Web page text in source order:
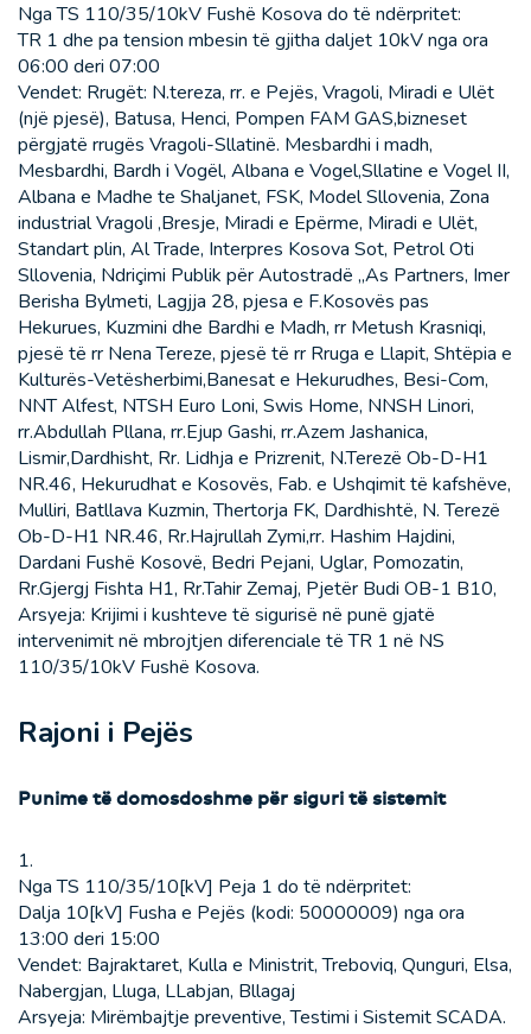
Nga TS 110/35/10kV Fushë Kosova do të ndërpritet:
TR 1 dhe pa tension mbesin të gjitha daljet 10kV nga ora
06:00 deri 07:00
Vendet: Rrugët: N.tereza, rr. e Pejës, Vragoli, Miradi e Ulët
(një pjesë), Batusa, Henci, Pompen FAM GAS,bizneset
përgjatë rrugës Vragoli-Sllatinë. Mesbardhi i madh,
Mesbardhi, Bardh i Vogël, Albana e Vogel,Sllatine e Vogel II,
Albana e Madhe te Shaljanet, FSK, Model Sllovenia, Zona
industrial Vragoli ,Bresje, Miradi e Epërme, Miradi e Ulët,
Standart plin, Al Trade, Interpres Kosova Sot, Petrol Oti
Sllovenia, Ndriçimi Publik për Autostradë ,,As Partners, Imer
Berisha Bylmeti, Lagjja 28, pjesa e F.Kosovës pas
Hekurues, Kuzmini dhe Bardhi e Madh, rr Metush Krasniqi,
pjesë të rr Nena Tereze, pjesë të rr Rruga e Llapit, Shtëpia e
Kulturës-Vetësherbimi,Banesat e Hekurudhes, Besi-Com,
NNT Alfest, NTSH Euro Loni, Swis Home, NNSH Linori,
rr.Abdullah Pllana, rr.Ejup Gashi, rr.Azem Jashanica,
Lismir,Dardhisht, Rr. Lidhja e Prizrenit, N.Terezë Ob-D-H1
NR.46, Hekurudhat e Kosovës, Fab. e Ushqimit të kafshëve,
Mulliri, Batllava Kuzmin, Thertorja FK, Dardhishtë, N. Terezë
Ob-D-H1 NR.46, Rr.Hajrullah Zymi,rr. Hashim Hajdini,
Dardani Fushë Kosovë, Bedri Pejani, Uglar, Pomozatin,
Rr.Gjergj Fishta H1, Rr.Tahir Zemaj, Pjetër Budi OB-1 B10,
Arsyeja: Krijimi i kushteve të sigurisë në punë gjatë
intervenimit në mbrojtjen diferenciale të TR 1 në NS
110/35/10kV Fushë Kosova.
Rajoni i Pejës
Punime të domosdoshme për siguri të sistemit
1.
Nga TS 110/35/10[kV] Peja 1 do të ndërpritet:
Dalja 10[kV] Fusha e Pejës (kodi: 50000009) nga ora
13:00 deri 15:00
Vendet: Bajraktaret, Kulla e Ministrit, Treboviq, Qunguri, Elsa,
Nabergjan, Lluga, LLabjan, Bllagaj
Arsyeja: Mirëmbajtje preventive, Testimi i Sistemit SCADA.